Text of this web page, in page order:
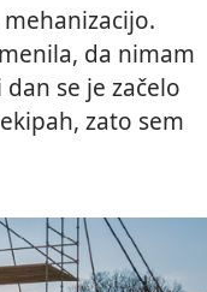
da nimam
se je začelo
zato sem